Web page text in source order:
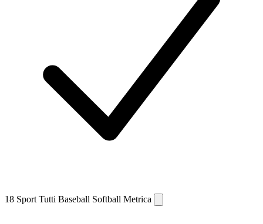
18 Sport Tutti Baseball Softball Metrica